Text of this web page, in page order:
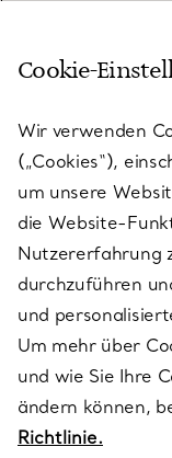
KUNDENSERVICE
SERVICES
ÜBER TIFFANY &
RECHTLICHE
FOLGEN SIE UNS
Cookie-
Wir verwenden
(„Cookies“),
um unsere
die Website-
Nutzererfahrung
durchzuführen
und
Um mehr über
und wie Sie Ihre
ändern können,
Richtlinie.